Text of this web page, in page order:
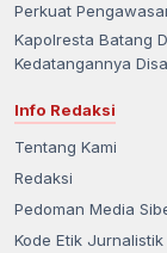
Perkuat
Kapolresta Batang
Kedatangannya
Info Redaksi
Tentang Kami
Redaksi
Pedoman Media
Kode Etik Jurnalistik